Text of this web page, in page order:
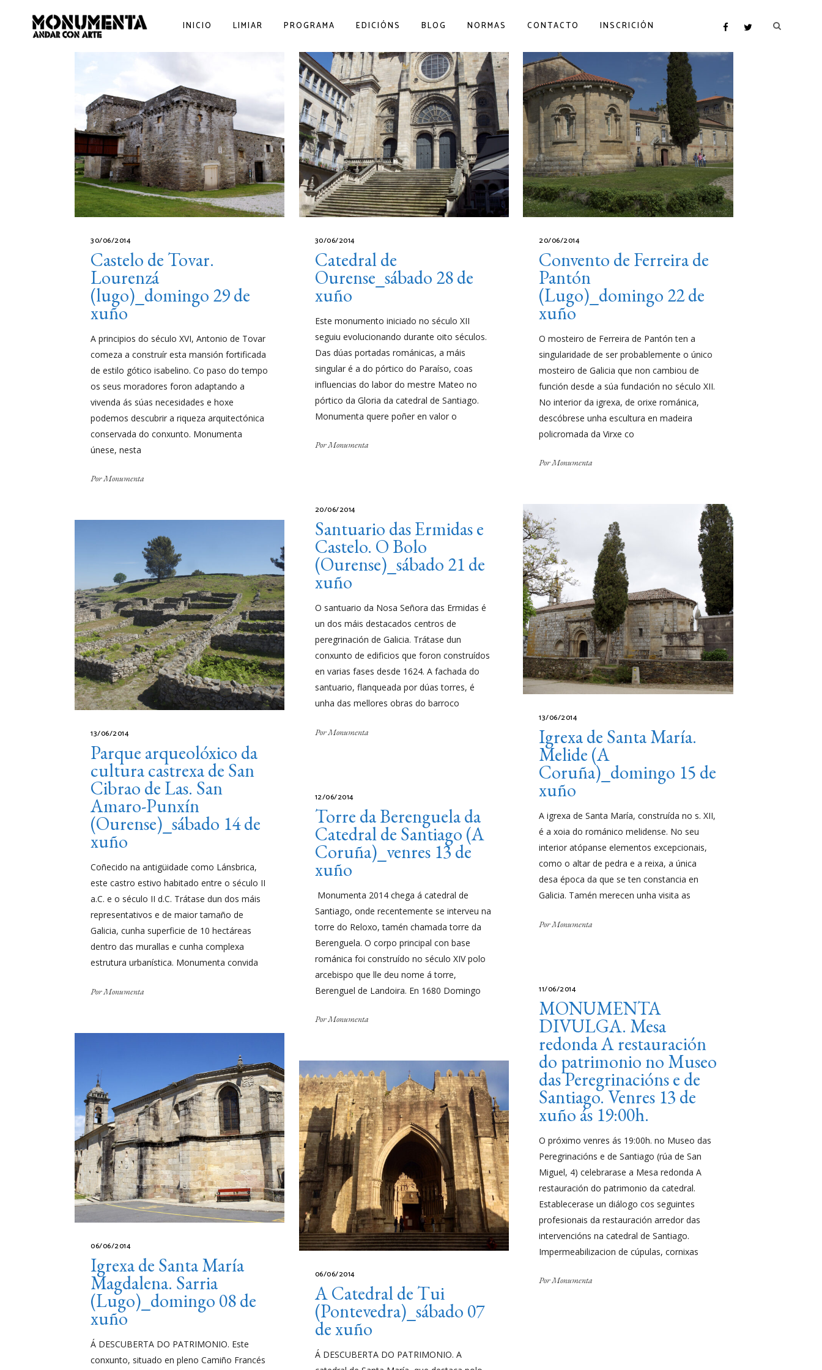
INICIO LIMIAR PROGRAMA EDICIÓNS BLOG NORMAS CONTACTO INSCRICIÓN
30/06/2014
Castelo de Tovar.
Lourenzá
(lugo)_domingo 29 de
xuño
A principios do século XVI, Antonio de Tovar
comeza a construír esta mansión fortificada
de estilo gótico isabelino. Co paso do tempo
os seus moradores foron adaptando a
vivenda ás súas necesidades e hoxe
podemos descubrir a riqueza arquitectónica
conservada do conxunto. Monumenta
únese, nesta
PorMonumenta
30/06/2014
Catedral de
Ourense_sábado 28 de
xuño
Este monumento iniciado no século XII
seguiu evolucionando durante oito séculos.
Das dúas portadas románicas, a máis
singular é a do pórtico do Paraíso, coas
influencias do labor do mestre Mateo no
pórtico da Gloria da catedral de Santiago.
Monumenta quere poñer en valor o
PorMonumenta
20/06/2014
Convento de Ferreira de
Pantón
(Lugo)_domingo 22 de
xuño
O mosteiro de Ferreira de Pantón ten a
singularidade de ser probablemente o único
mosteiro de Galicia que non cambiou de
función desde a súa fundación no século XII.
No interior da igrexa, de orixe románica,
descóbrese unha escultura en madeira
policromada da Virxe co
PorMonumenta
20/06/2014
Santuario das Ermidas e
Castelo. O Bolo
(Ourense)_sábado 21 de
xuño
O santuario da Nosa Señora das Ermidas é
un dos máis destacados centros de
peregrinación de Galicia. Trátase dun
conxunto de edificios que foron construídos
en varias fases desde 1624. A fachada do
santuario, flanqueada por dúas torres, é
unha das mellores obras do barroco
PorMonumenta
13/06/2014
Igrexa de Santa María.
Melide (A
Coruña)_domingo 15 de
xuño
A igrexa de Santa María, construída no s. XII,
é a xoia do románico melidense. No seu
interior atópanse elementos excepcionais,
como o altar de pedra e a reixa, a única
desa época da que se ten constancia en
Galicia. Tamén merecen unha visita as
Por Monumenta
13/06/2014
Parque arqueolóxico da
cultura castrexa de San
Cibrao de Las. San
Amaro-Punxín
(Ourense)_sábado 14 de
xuño
Coñecido na antigüidade como Lánsbrica,
este castro estivo habitado entre o século II
a.C. e o século II d.C. Trátase dun dos máis
representativos e de maior tamaño de
Galicia, cunha superficie de 10 hectáreas
dentro das murallas e cunha complexa
estrutura urbanística. Monumenta convida
Por Monumenta
12/06/2014
Torre da Berenguela da
Catedral de Santiago (A
Coruña)_venres 13 de
xuño
Monumenta 2014 chega á catedral de
Santiago, onde recentemente se interveu na
torre do Reloxo, tamén chamada torre da
Berenguela. O corpo principal con base
románica foi construído no século XIV polo
arcebispo que lle deu nome á torre,
Berenguel de Landoira. En 1680 Domingo
PorMonumenta
11/06/2014
MONUMENTA
DIVULGA. Mesa
redonda A restauración
do patrimonio no Museo
das Peregrinacións e de
Santiago. Venres 13 de
xuño ás 19:00h.
O próximo venres ás 19:00h. no Museo das
Peregrinacións e de Santiago (rúa de San
Miguel, 4) celebrarase a Mesa redonda A
restauración do patrimonio da catedral.
Establecerase un diálogo cos seguintes
profesionais da restauración arredor das
intervencións na catedral de Santiago.
Impermeabilizacion de cúpulas, cornixas
PorMonumenta
06/06/2014
Igrexa de Santa María
Magdalena. Sarria
(Lugo)_domingo 08 de
xuño
Á DESCUBERTA DO PATRIMONIO. Este
conxunto, situado en pleno Camiño Francés
06/06/2014
A Catedral de Tui
(Pontevedra)_sábado 07
de xuño
Á DESCUBERTA DO PATRIMONIO. A